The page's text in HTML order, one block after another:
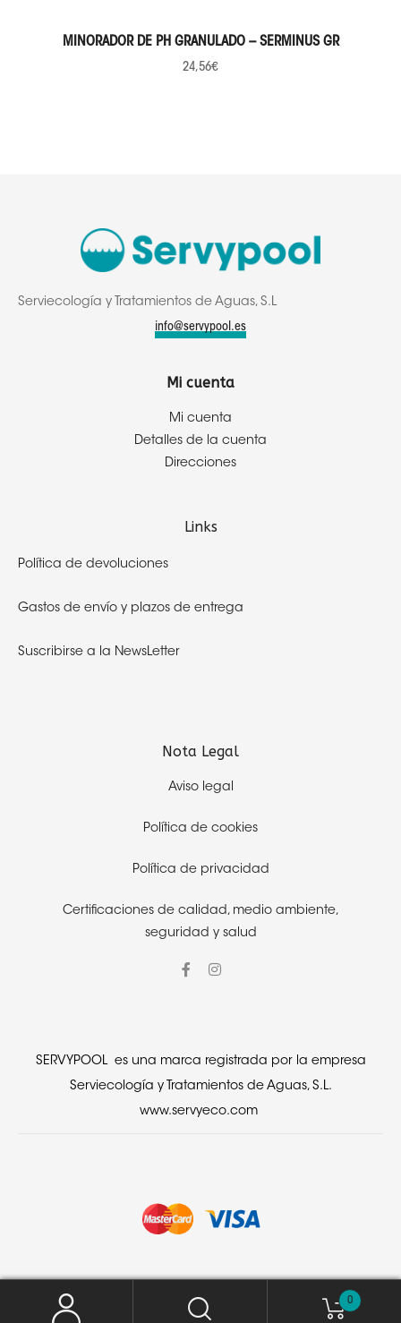
SELECCIONAR OPCIONES
MINORADOR DE PH GRANULADO – SERMINUS GR
24,56€
Serviecología y Tratamientos de Aguas, S.L
info@servypool.es
Mi cuenta
Mi cuenta
Detalles de la cuenta
Direcciones
Links
Política de devoluciones
Gastos de envío y plazos de entrega
Suscribirse a la NewsLetter
Nota Legal
Aviso legal
Política de cookies
Política de privacidad
Certificaciones de calidad, medio ambiente,
seguridad y salud
SERVYPOOL es una marca registrada por la empresa
Serviecología y Tratamientos de Aguas, S.L.
www.servyeco.com
0